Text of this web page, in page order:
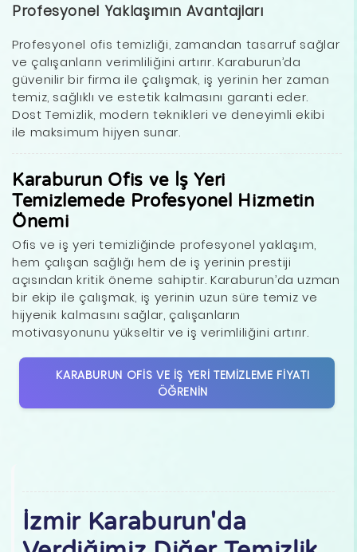
Profesyonel Yaklaşımın Avantajları
Profesyonel ofis temizliği, zamandan tasarruf sağlar
ve çalışanların verimliliğini artırır. Karaburun’da
güvenilir bir firma ile çalışmak, iş yerinin her zaman
temiz, sağlıklı ve estetik kalmasını garanti eder.
Dost Temizlik, modern teknikleri ve deneyimli ekibi
ile maksimum hijyen sunar.
Karaburun Ofis ve İş Yeri
Temizlemede Profesyonel Hizmetin
Önemi
Ofis ve iş yeri temizliğinde profesyonel yaklaşım,
hem çalışan sağlığı hem de iş yerinin prestiji
açısından kritik öneme sahiptir. Karaburun’da uzman
bir ekip ile çalışmak, iş yerinin uzun süre temiz ve
hijyenik kalmasını sağlar, çalışanların
motivasyonunu yükseltir ve iş verimliliğini artırır.
KARABURUN OFIS VE İŞ YERI TEMIZLEME FIYATI
ÖĞRENIN
İzmir Karaburun'da